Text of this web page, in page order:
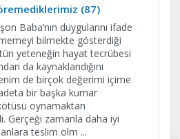
(87)
Baba’nın duygularını ifade
bilmekte gösterdiği
yeteneğin hayat tecrübesi
da kaynaklandığını
de birçok değerimi içime
bir başka kumar
oynamaktan
Gerçeği zamanla daha iyi
teslim olm ...